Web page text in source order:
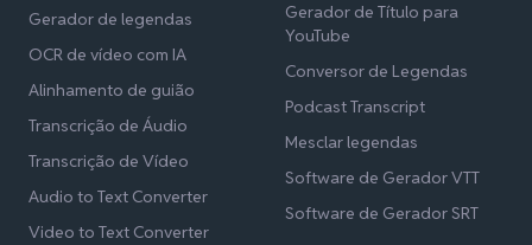
Gerador de legendas
OCR de vídeo com IA
Alinhamento de guião
Transcrição de Áudio
Transcrição de Vídeo
Audio to Text Converter
Video to Text Converter
Gerador de Título para
YouTube
Conversor de Legendas
Podcast Transcript
Mesclar legendas
Software de Gerador VTT
Software de Gerador SRT